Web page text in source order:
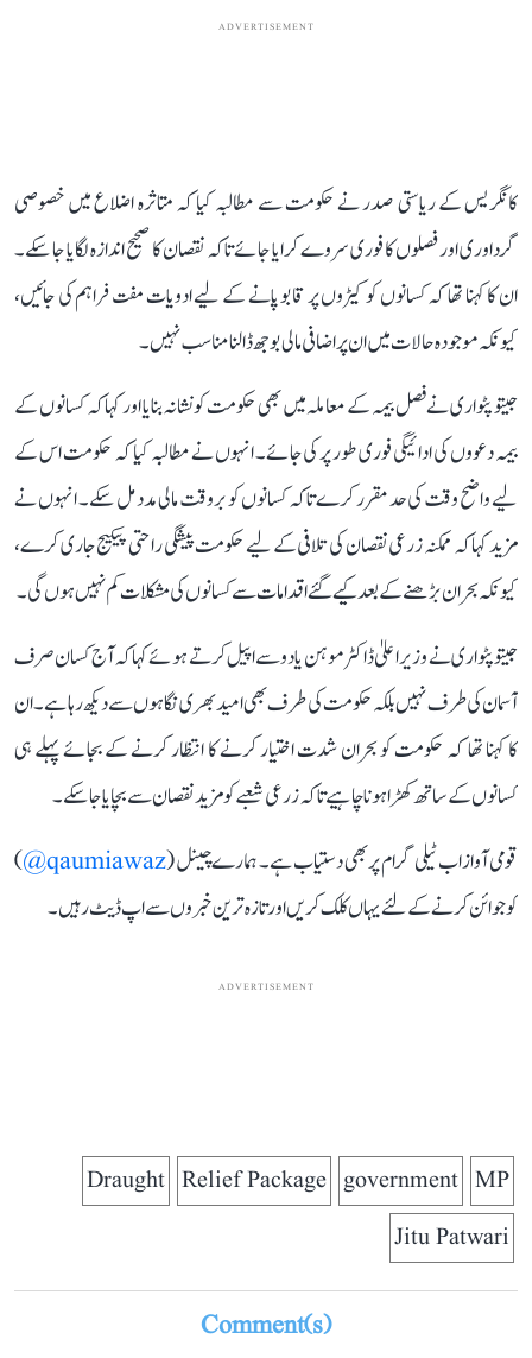
ADVERTISEMENT
کانگریس کے ریاستی صدر نے حکومت سے مطالبہ کیا کہ متاثرہ اضلاع میں خصوصی
گرداوری اور فصلوں کا فوری سروے کرایا جائے تاکہ نقصان کا صحیح اندازہ لگایا جا سکے۔
ان کا کہنا تھا کہ کسانوں کو کیڑوں پر قابو پانے کے لیے ادویات مفت فراہم کی جائیں،
کیونکہ موجودہ حالات میں ان پر اضافی مالی بوجھ ڈالنا مناسب نہیں۔
جیتو پٹواری نے فصل بیمہ کے معاملہ میں بھی حکومت کو نشانہ بنایا اور کہا کہ کسانوں کے
بیمہ دعووں کی ادائیگی فوری طور پر کی جائے۔ انہوں نے مطالبہ کیا کہ حکومت اس کے
لیے واضح وقت کی حد مقرر کرے تاکہ کسانوں کو بروقت مالی مدد مل سکے۔ انہوں نے
مزید کہا کہ ممکنہ زرعی نقصان کی تلافی کے لیے حکومت پیشگی راحتی پیکیج جاری کرے،
کیونکہ بحران بڑھنے کے بعد کیے گئے اقدامات سے کسانوں کی مشکلات کم نہیں ہوں گی۔
جیتو پٹواری نے وزیر اعلیٰ ڈاکٹر موہن یادو سے اپیل کرتے ہوئے کہا کہ آج کسان صرف
آسمان کی طرف نہیں بلکہ حکومت کی طرف بھی امید بھری نگاہوں سے دیکھ رہا ہے۔ ان
کا کہنا تھا کہ حکومت کو بحران شدت اختیار کرنے کا انتظار کرنے کے بجائے پہلے ہی
کسانوں کے ساتھ کھڑا ہونا چاہیے تاکہ زرعی شعبے کو مزید نقصان سے بچایا جا سکے۔
قومی آواز اب ٹیلی گرام پر بھی دستیاب ہے۔ ہمارے چینل (qaumiawaz@
)
کو جوائن کرنے کے لئے یہاں کلک کریں اور تازہ ترین خبروں سے اپ ڈیٹ رہیں۔
ADVERTISEMENT
MP
government
Relief Package
Draught
Jitu Patwari
Comment(s)